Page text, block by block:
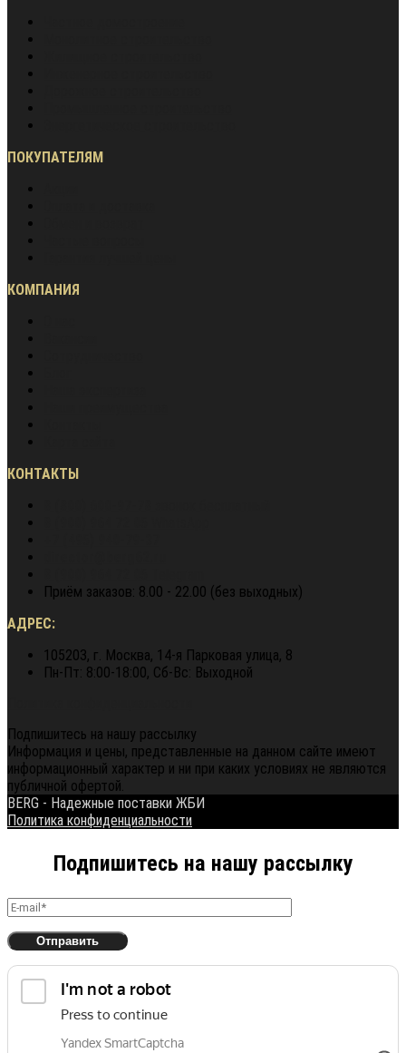
ПОКУПАТЕЛЯМ
КОМПАНИЯ
КОНТАКТЫ
Приём заказов: 8.00 - 22.00 (без выходных)
АДРЕС:
105203, г. Москва, 14-я Парковая улица, 8
Пн-Пт: 8:00-18:00, Сб-Вс: Выходной
Подпишитесь на нашу рассылку
Информация и цены, представленные на данном сайте имеют
информационный характер и ни при каких условиях не являются
публичной офертой.
BERG - Надежные поставки ЖБИ
Политика конфиденциальности
Подпишитесь на нашу рассылку